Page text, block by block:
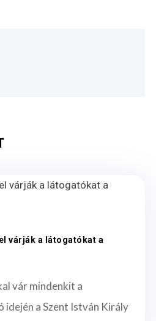
várják a látogatókat a
vár mindenkit a
idején a Szent István Király